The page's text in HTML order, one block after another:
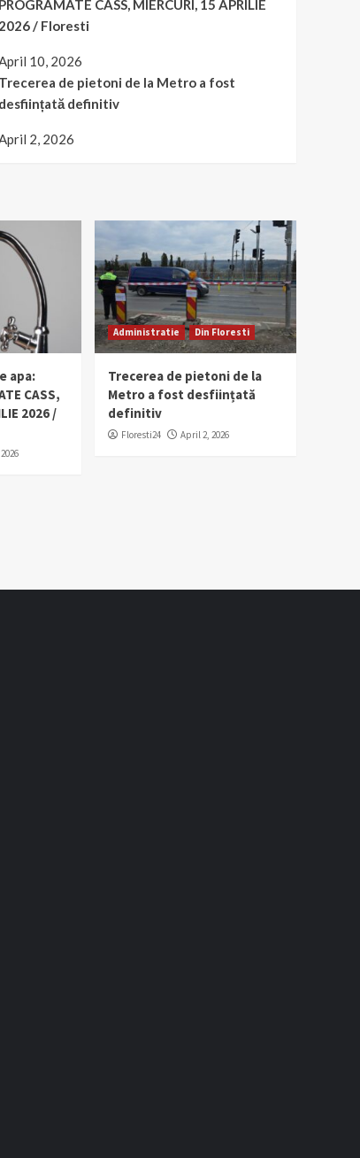
PROGRAMATE CASS, MIERCURI, 15 APRILIE
2026 / Floresti
10, 2026
Trecerea de pietoni de la Metro a fost
desființată definitiv
2, 2026
apa:
CASS,
2026 /
Administratie Din Floresti
Trecerea de pietoni de la
Metro a fost desființată
definitiv
Floresti24 April 2, 2026